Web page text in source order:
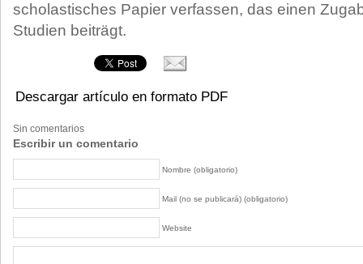
scholastisches Papier verfassen, das einen
Studien beiträgt.
Descargar artículo en formato PDF
Sin comentarios
Escribir un comentario
Nombre (obligatorio)
Mail (no se publicará) (obligatorio)
Website